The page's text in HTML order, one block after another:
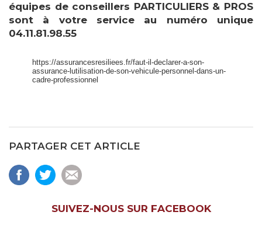
équipes de conseillers PARTICULIERS & PROS
sont à votre service au numéro unique
04.11.81.98.55
https://assurancesresiliees.fr/faut-il-declarer-a-son-
assurance-lutilisation-de-son-vehicule-personnel-dans-un-
cadre-professionnel
PARTAGER CET ARTICLE
SUIVEZ-NOUS SUR FACEBOOK